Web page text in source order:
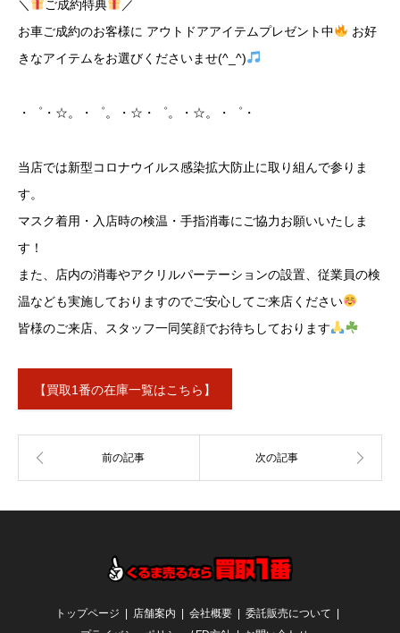
＼ ご成約特典
／
お車ご成約のお客様に アウトドアアイテムプレゼント中
お好
きなアイテムをお選びくださいませ(^_^)
・゜・☆。・゜。・☆・゜。・☆。・゜・
当店では新型コロナウイルス感染拡大防止に取り組んで参りま
す。
マスク着用・入店時の検温・手指消毒にご協力お願いいたしま
す！
また、店内の消毒やアクリルパーテーションの設置、従業員の検
温なども実施しておりますのでご安心してご来店ください
皆様のご来店、スタッフ一同笑顔でお待ちしております
【買取1番の在庫一覧はこちら】
トップページ 店舗案内 会社概要
委託販売について